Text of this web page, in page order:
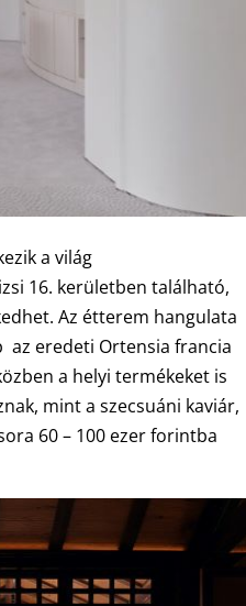
a világ
16. kerületben található,
Az étterem hangulata
az eredeti Ortensia francia
a helyi termékeket is
mint a szecsuáni kaviár,
60 – 100 ezer forintba